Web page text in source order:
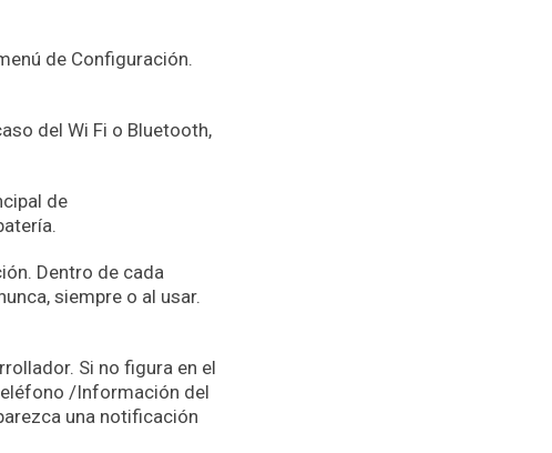
de Configuración.
del Wi Fi o Bluetooth,
de
Dentro de cada
siempre o al usar.
Si no figura en el
/Información del
una notificación